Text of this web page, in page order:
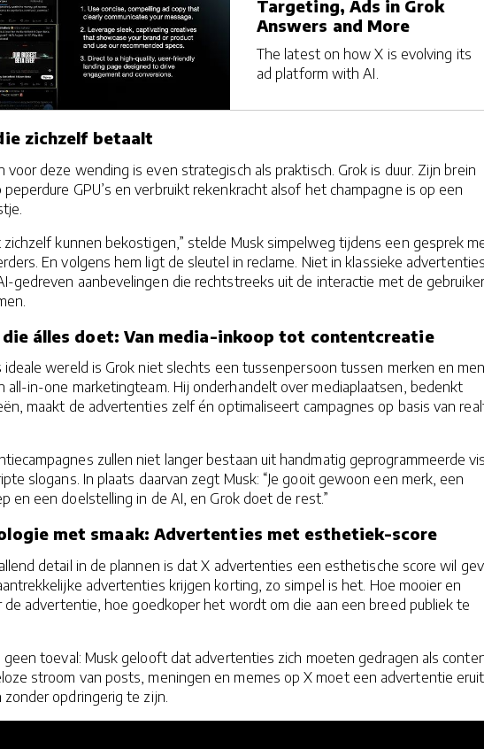
Targeting, Ads in Grok
Answers and More
The latest on how X is evolving its
ad platform with AI.
zichzelf betaalt
voor deze wending is even strategisch als praktisch. Grok is duur. Zijn brein
peperdure GPU’s en verbruikt rekenkracht alsof het champagne is op een
zichzelf kunnen bekostigen,” stelde Musk simpelweg tijdens een gesprek
En volgens hem ligt de sleutel in reclame. Niet in klassieke advertenties,
gedreven aanbevelingen die rechtstreeks uit de interactie met de gebruiker
die álles doet: Van media-inkoop tot contentcreatie
ideale wereld is Grok niet slechts een tussenpersoon tussen merken en
all-in-one marketingteam. Hij onderhandelt over mediaplaatsen, bedenkt
maakt de advertenties zelf én optimaliseert campagnes op basis van
zullen niet langer bestaan uit handmatig geprogrammeerde
slogans. In plaats daarvan zegt Musk: “Je gooit gewoon een merk, een
en een doelstelling in de AI, en Grok doet de rest.”
met smaak: Advertenties met esthetiek-score
detail in de plannen is dat X advertenties een esthetische score wil
advertenties krijgen korting, zo simpel is het. Hoe mooier en
de advertentie, hoe goedkoper het wordt om die aan een breed publiek te
geen toeval: Musk gelooft dat advertenties zich moeten gedragen als
stroom van posts, meningen en memes op X moet een advertentie eruit
zonder opdringerig te zijn.